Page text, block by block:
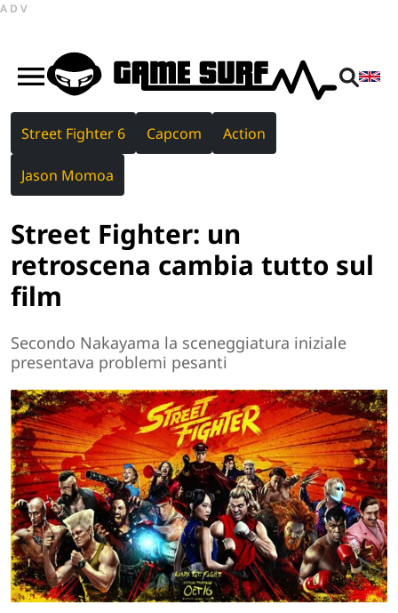
ADV
Street Fighter 6 Capcom Action
Jason Momoa
Street Fighter: un
retroscena cambia tutto sul
film
Secondo Nakayama la sceneggiatura iniziale
presentava problemi pesanti